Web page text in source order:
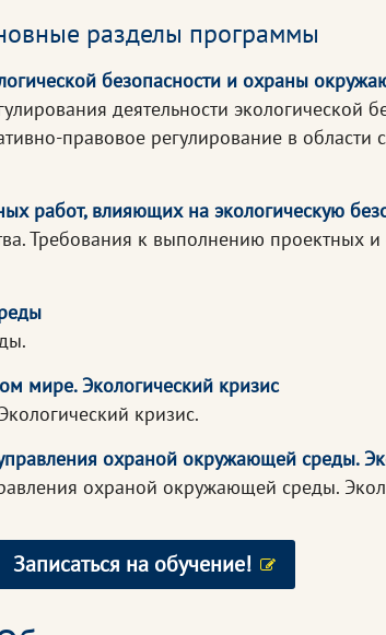
разделы программы
безопасности и охраны
деятельности экологической
правовое регулирование в области
работ, влияющих на экологическую
Требования к выполнению проектных
мире. Экологический кризис
кризис.
охраной окружающей среды.
охраной окружающей среды.
Записаться на обучение!